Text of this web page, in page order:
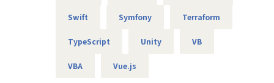
1ヵ月半～2ヵ月に1度のペースで営業担当による技術者へ
不満・不安をヒアリングすると同時に、自分が歩んでいき
持に繋げています。
Swift Symfony Terraform
TypeScript Unity VB
VBA Vue.js